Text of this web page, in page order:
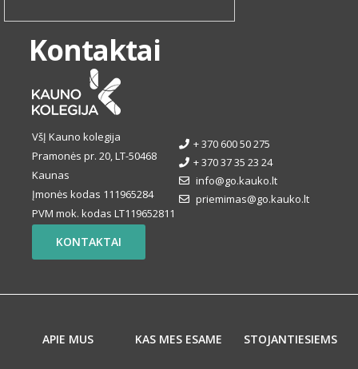
Kontaktai
VšĮ Kauno kolegija
Pramonės pr. 20, LT-50468
Kaunas
Įmonės kodas 111965284
PVM mok. kodas LT119652811
+ 370 600 50 275
+ 370 37 35 23 24
info@go.kauko.lt
priemimas@go.kauko.lt
KONTAKTAI
APIE MUS KAS MES ESAME STOJANTIESIEMS